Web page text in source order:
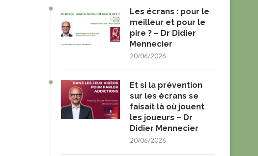
Les écrans : pour le
meilleur et pour le
pire ? – Dr Didier
Mennecier
20/06/2026
Et si la prévention
sur les écrans se
faisait là où jouent
les joueurs – Dr
Didier Mennecier
20/06/2026